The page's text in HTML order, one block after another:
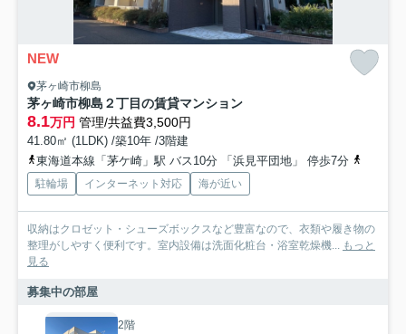
NEW
茅ヶ崎市柳島
茅ヶ崎市柳島２丁目の賃貸マンション
8.1万円 管理/共益費3,500円
41.80㎡ (1LDK) /築10年 /3階建
東海道本線「茅ケ崎」駅 バス10分 「浜見平団地」 停歩7分
駐輪場 インターネット対応 海が近い
収納はクロゼット・シューズボックスなど豊富なので、衣類や履き物の
整理がしやすく便利です。室内設備は洗面化粧台・浴室乾燥機... もっと
見る
募集中の部屋
2階